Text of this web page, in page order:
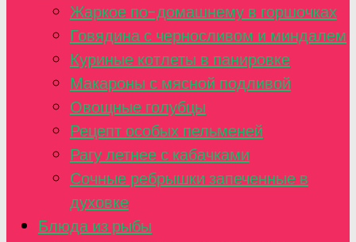
Жаркое по-домашнему в горшочках
Говядина с черносливом и миндалем
Куриные котлеты в панировке
Макароны с мясной подливой
Овощные голубцы
Рецепт особых пельменей
Рагу летнее с кабачками
Сочные ребрышки запеченные в
духовке
Блюда из рыбы